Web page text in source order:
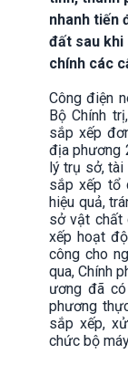
nhanh tiến
đất sau khi
chính các
Công điện
Bộ Chính
sắp xếp
địa phương
lý trụ sở, tài
sắp xếp tổ
hiệu quả,
sở vật chất
xếp hoạt
công cho
qua, Chính
ương đã
phương
sắp xếp,
chức bộ